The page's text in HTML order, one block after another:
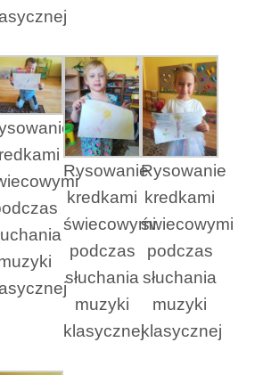
Rysowanie
kredkami
świecowymi
podczas
słuchania
muzyki
klasycznej
Rysowanie
kredkami
świecowymi
podczas
słuchania
muzyki
klasycznej